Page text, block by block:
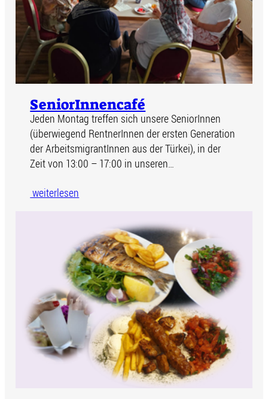
SeniorInnencafé
Jeden Montag treffen sich unsere SeniorInnen
(überwiegend RentnerInnen der ersten Generation
der ArbeitsmigrantInnen aus der Türkei), in der
Zeit von 13:00 – 17:00 in unseren…
weiterlesen